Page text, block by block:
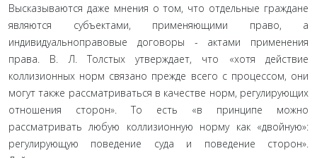
Высказываются даже мнения о том, что отдельные граждане
являются субъектами, применяющими право, а
индивидуально­правовые договоры - актами применения
права. В. Л. Толстых утверждает, что «хотя действие
коллизионных норм связано пре­жде всего с процессом, они
могут также рассматриваться в каче­стве норм, регулирующих
отношения сторон». То есть «в прин­ципе можно
рассматривать любую коллизионную норму как «двойную»:
регулирующую поведение суда и поведение сторон».